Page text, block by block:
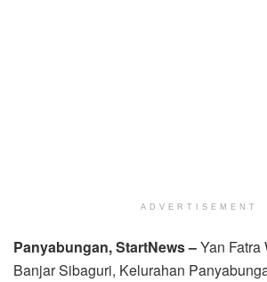
ADVERTISEMENT
Panyabungan, StartNews –Yan Fatra
Banjar Sibaguri, Kelurahan